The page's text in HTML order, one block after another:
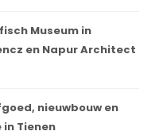
Museum in
en Napur Architect
nieuwbouw en
Tienen